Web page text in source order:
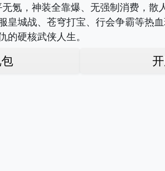
氪，神装全靠爆、无强制消费，散
城战、苍穹打宝、行会争霸等热
硬核武侠人生。